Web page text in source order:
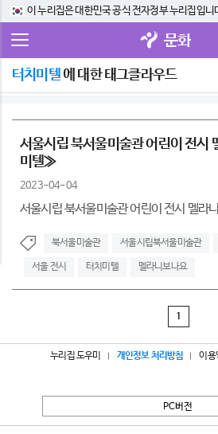
이 누리집은 대한민국 공식 전자정부 누리집입니
문화
터치미텔에 대한 태그클라우드
서울시립 북서울미술관 어린이 전시
미텔≫
2023-04-04
서울시립 북서울미술관 어린이 전시 멜
북서울미술관 서울시립북서울미술관
서울 전시 터치미텔 멜라니보나요
1
누리집 도우미 개인정보 처리방침 이용
PC버전